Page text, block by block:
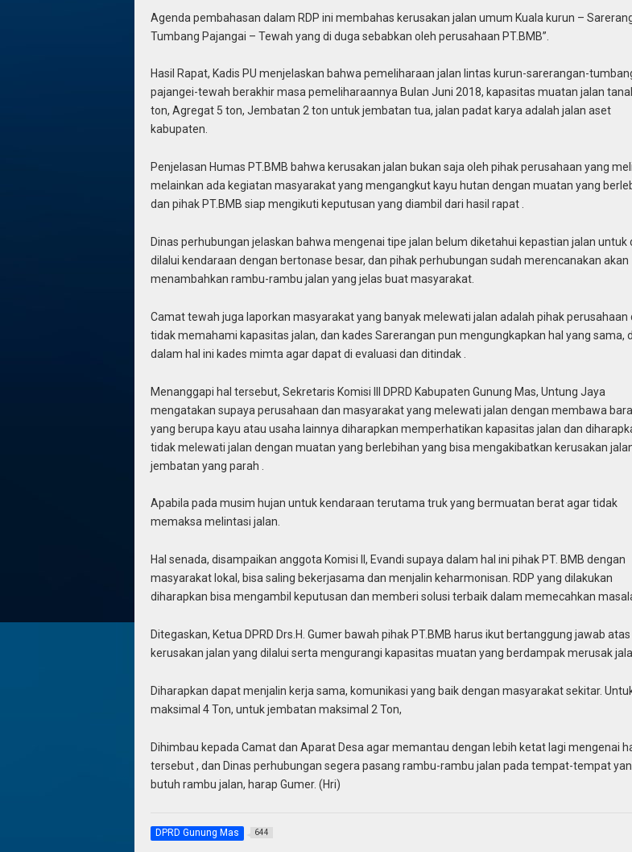
Agenda pembahasan dalam RDP ini membahas kerusakan jalan umum Kuala kurun –
Tumbang Pajangai – Tewah yang di duga sebabkan oleh perusahaan PT.BMB”.
Hasil Rapat, Kadis PU menjelaskan bahwa pemeliharaan jalan lintas kurun-sarerangan-
pajangei-tewah berakhir masa pemeliharaannya Bulan Juni 2018, kapasitas muatan jalan
ton, Agregat 5 ton, Jembatan 2 ton untuk jembatan tua, jalan padat karya adalah jalan aset
kabupaten.
Penjelasan Humas PT.BMB bahwa kerusakan jalan bukan saja oleh pihak perusahaan yang
melainkan ada kegiatan masyarakat yang mengangkut kayu hutan dengan muatan yang
dan pihak PT.BMB siap mengikuti keputusan yang diambil dari hasil rapat .
Dinas perhubungan jelaskan bahwa mengenai tipe jalan belum diketahui kepastian jalan untuk
dilalui kendaraan dengan bertonase besar, dan pihak perhubungan sudah merencanakan akan
menambahkan rambu-rambu jalan yang jelas buat masyarakat.
Camat tewah juga laporkan masyarakat yang banyak melewati jalan adalah pihak perusahaan
tidak memahami kapasitas jalan, dan kades Sarerangan pun mengungkapkan hal yang sama,
dalam hal ini kades mimta agar dapat di evaluasi dan ditindak .
Menanggapi hal tersebut, Sekretaris Komisi III DPRD Kabupaten Gunung Mas, Untung Jaya
mengatakan supaya perusahaan dan masyarakat yang melewati jalan dengan membawa
yang berupa kayu atau usaha lainnya diharapkan memperhatikan kapasitas jalan dan
tidak melewati jalan dengan muatan yang berlebihan yang bisa mengakibatkan kerusakan
jembatan yang parah .
Apabila pada musim hujan untuk kendaraan terutama truk yang bermuatan berat agar tidak
memaksa melintasi jalan.
Hal senada, disampaikan anggota Komisi II, Evandi supaya dalam hal ini pihak PT. BMB dengan
masyarakat lokal, bisa saling bekerjasama dan menjalin keharmonisan. RDP yang dilakukan
diharapkan bisa mengambil keputusan dan memberi solusi terbaik dalam memecahkan
Ditegaskan, Ketua DPRD Drs.H. Gumer bawah pihak PT.BMB harus ikut bertanggung jawab atas
kerusakan jalan yang dilalui serta mengurangi kapasitas muatan yang berdampak merusak
Diharapkan dapat menjalin kerja sama, komunikasi yang baik dengan masyarakat sekitar.
maksimal 4 Ton, untuk jembatan maksimal 2 Ton,
Dihimbau kepada Camat dan Aparat Desa agar memantau dengan lebih ketat lagi mengenai
tersebut , dan Dinas perhubungan segera pasang rambu-rambu jalan pada tempat-tempat
butuh rambu jalan, harap Gumer. (Hri)
DPRD Gunung Mas 644